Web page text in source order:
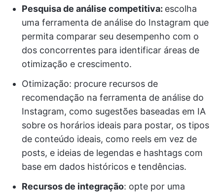
Pesquisa de análise competitiva: escolha
uma ferramenta de análise do Instagram que
permita comparar seu desempenho com o
dos concorrentes para identificar áreas de
otimização e crescimento.
Otimização: procure recursos de
recomendação na ferramenta de análise do
Instagram, como sugestões baseadas em IA
sobre os horários ideais para postar, os tipos
de conteúdo ideais, como reels em vez de
posts, e ideias de legendas e hashtags com
base em dados históricos e tendências.
Recursos de integração: opte por uma